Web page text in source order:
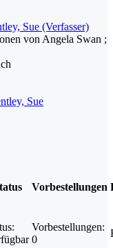
Sue (Verfasser)
von Angela Swan ;
Sue
Vorbestellungen
Vorbestellungen:
0